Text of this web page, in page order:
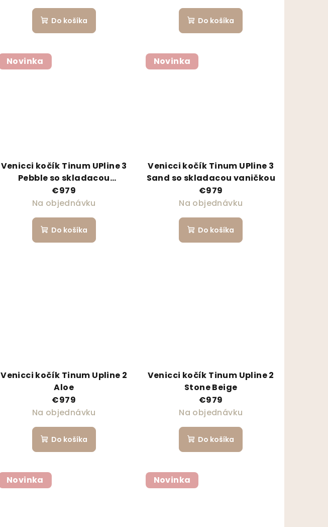
Do košíka Do košíka
Novinka
Venicci kočík Tinum UPline 3
Pebble so skladacou
vaničkou
€979
Na objednávku
Do košíka
Novinka
Venicci kočík Tinum UPline 3
Sand so skladacou vaničkou
€979
Na objednávku
Do košíka
Venicci kočík Tinum Upline 2
Aloe
€979
Na objednávku
Do košíka
Venicci kočík Tinum Upline 2
Stone Beige
€979
Na objednávku
Do košíka
Novinka Novinka